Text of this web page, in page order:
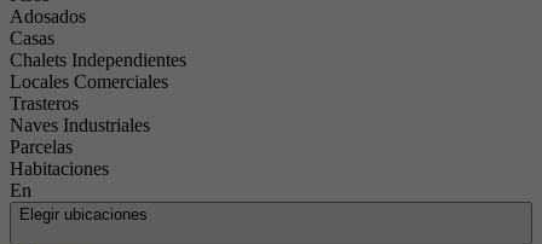
Adosados
Casas
Chalets Independientes
Locales Comerciales
Trasteros
Naves Industriales
Parcelas
Habitaciones
En
Elegir ubicaciones